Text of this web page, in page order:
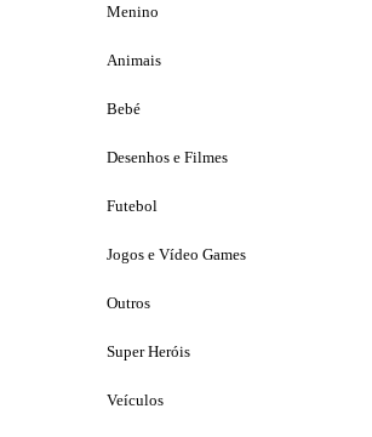
Menino
Animais
Bebé
Desenhos e Filmes
Futebol
Jogos e Vídeo Games
Outros
Super Heróis
Veículos